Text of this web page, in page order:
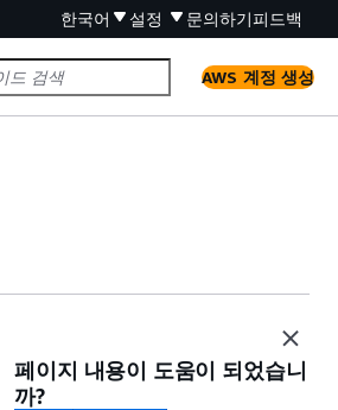
한국어 설정 문의하기피드백
AWS 계정 생성
페이지 내용이 도움이 되었습니
까?